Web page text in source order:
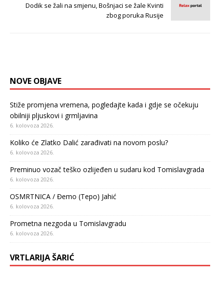
Dodik se žali na smjenu, Bošnjaci se žale Kvinti
zbog poruka Rusije
NOVE OBJAVE
Stiže promjena vremena, pogledajte kada i gdje se očekuju
obilniji pljuskovi i grmljavina
6. kolovoza 2026.
Koliko će Zlatko Dalić zarađivati na novom poslu?
6. kolovoza 2026.
Preminuo vozač teško ozlijeđen u sudaru kod Tomislavgrada
6. kolovoza 2026.
OSMRTNICA / Đemo (Tepo) Jahić
6. kolovoza 2026.
Prometna nezgoda u Tomislavgradu
6. kolovoza 2026.
VRTLARIJA ŠARIĆ